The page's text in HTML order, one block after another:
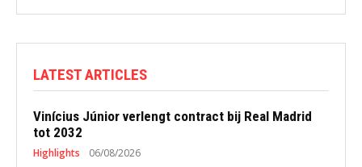
LATEST ARTICLES
Vinícius Júnior verlengt contract bij Real Madrid
tot 2032
Highlights 06/08/2026